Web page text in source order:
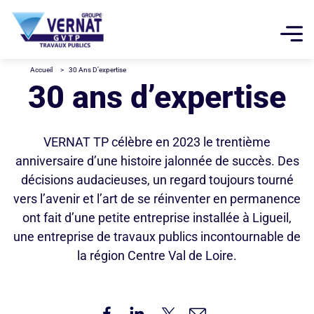
Menu top
Accueil 30 Ans D’expertise
30 ans d’expertise
VERNAT TP célèbre en 2023 le trentième
anniversaire d’une histoire jalonnée de succès. Des
décisions audacieuses, un regard toujours tourné
vers l’avenir et l’art de se réinventer en permanence
ont fait d’une petite entreprise installée à Ligueil,
une entreprise de travaux publics incontournable de
la région Centre Val de Loire.